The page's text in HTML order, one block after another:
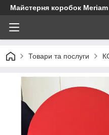
Майстерня коробок
Товари та послуги